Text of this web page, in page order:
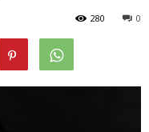
0
280